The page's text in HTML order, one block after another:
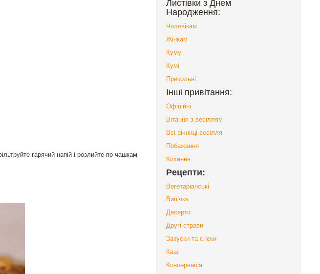
гарячий напій і розлийте по чашкам
Листівки з Днем
Народження:
Чоловікам
Жінкам
Куму
Кумі
Прикольні
Інші привітання:
Офіційні
Вітання з весіллям
Всі річниці весілля
Побажання
Кохання
Рецепти:
Вегетаріанські
Випічка
Десерти
Другі страви
Закуски та снеки
Каші
Консервація